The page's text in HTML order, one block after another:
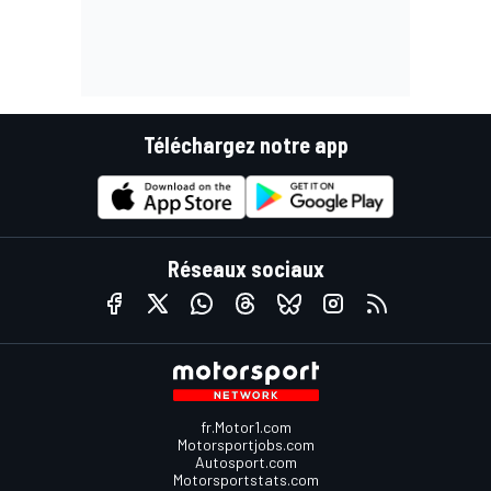
Téléchargez notre app
Réseaux sociaux
fr.Motor1.com
Motorsportjobs.com
Autosport.com
Motorsportstats.com